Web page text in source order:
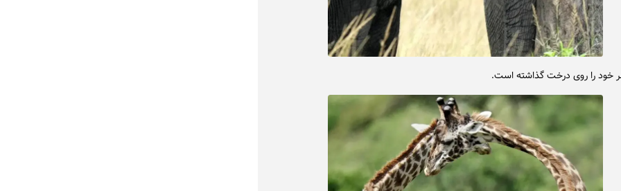
خود را روی درخت گذاشته است.